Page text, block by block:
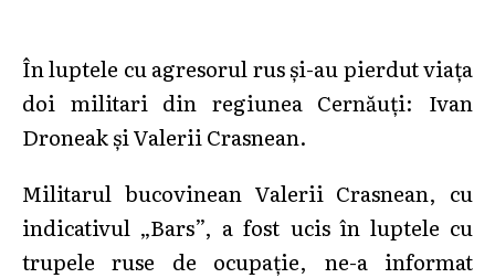
În luptele cu agresorul rus și-au pierdut viața
doi militari din regiunea Cernăuți: Ivan
Droneak și Valerii Crasnean.
Militarul bucovinean Valerii Crasnean, cu
indicativul „Bars”, a fost ucis în luptele cu
trupele ruse de ocupație, ne-a informat